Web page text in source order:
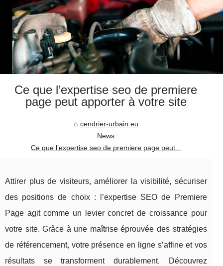
Ce que l’expertise seo de premiere
page peut apporter à votre site
cendrier-urbain.eu
News
Ce que l’expertise seo de premiere page peut...
Attirer plus de visiteurs, améliorer la visibilité, sécuriser
des positions de choix : l’expertise SEO de Premiere
Page agit comme un levier concret de croissance pour
votre site. Grâce à une maîtrise éprouvée des stratégies
de référencement, votre présence en ligne s’affine et vos
résultats se transforment durablement. Découvrez